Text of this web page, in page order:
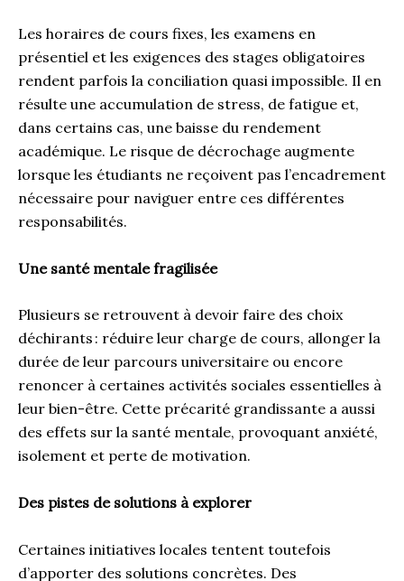
Les horaires de cours fixes, les examens en
présentiel et les exigences des stages obligatoires
rendent parfois la conciliation quasi impossible. Il en
résulte une accumulation de stress, de fatigue et,
dans certains cas, une baisse du rendement
académique. Le risque de décrochage augmente
lorsque les étudiants ne reçoivent pas l’encadrement
nécessaire pour naviguer entre ces différentes
responsabilités.
Une santé mentale fragilisée
Plusieurs se retrouvent à devoir faire des choix
déchirants : réduire leur charge de cours, allonger la
durée de leur parcours universitaire ou encore
renoncer à certaines activités sociales essentielles à
leur bien-être. Cette précarité grandissante a aussi
des effets sur la santé mentale, provoquant anxiété,
isolement et perte de motivation.
Des pistes de solutions à explorer
Certaines initiatives locales tentent toutefois
d’apporter des solutions concrètes. Des